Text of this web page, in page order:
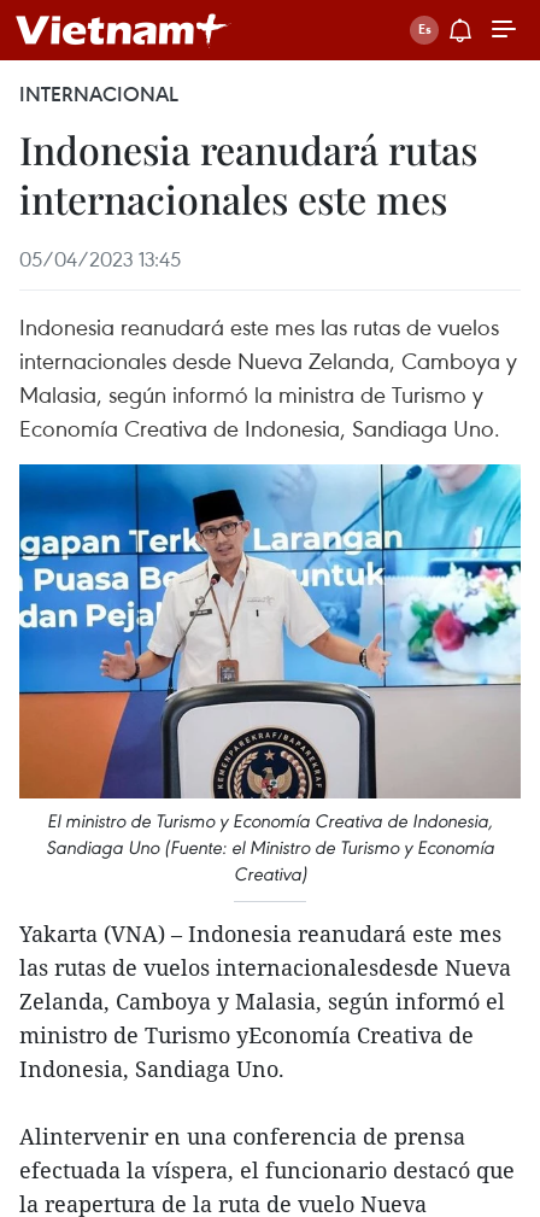
INTERNACIONAL
Indonesia reanudará rutas
internacionales este mes
05/04/2023 13:45
Indonesia reanudará este mes las rutas de vuelos
internacionales desde Nueva Zelanda, Camboya y
Malasia, según informó la ministra de Turismo y
Economía Creativa de Indonesia, Sandiaga Uno.
El ministro de Turismo y Economía Creativa de Indonesia,
Sandiaga Uno (Fuente: el Ministro de Turismo y Economía
Creativa)
Yakarta (VNA) – Indonesia reanudará este mes
las rutas de vuelos internacionalesdesde Nueva
Zelanda, Camboya y Malasia, según informó el
ministro de Turismo yEconomía Creativa de
Indonesia, Sandiaga Uno.
Alintervenir en una conferencia de prensa
efectuada la víspera, el funcionario destacó que
la reapertura de la ruta de vuelo Nueva